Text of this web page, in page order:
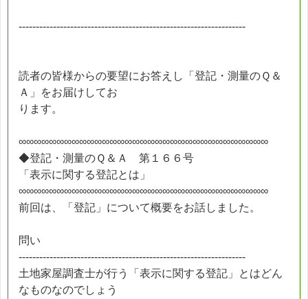
------------------------------------------------------------------
読者の皆様からの要望にお答えし「登記・測量のＱ＆
Ａ」をお届けしてお
ります。
∞∞∞∞∞∞∞∞∞∞∞∞∞∞∞∞∞∞∞∞∞∞∞∞∞∞∞∞∞∞∞∞∞
◆登記・測量のＱ＆Ａ 第１６６号
「表示に関する登記とは」
∞∞∞∞∞∞∞∞∞∞∞∞∞∞∞∞∞∞∞∞∞∞∞∞∞∞∞∞∞∞∞∞∞
前回は、「登記」について概要をお話しました。
問い
------------------------------------------------------------------
土地家屋調査士が行う「表示に関する登記」とはどん
なものなのでしょう